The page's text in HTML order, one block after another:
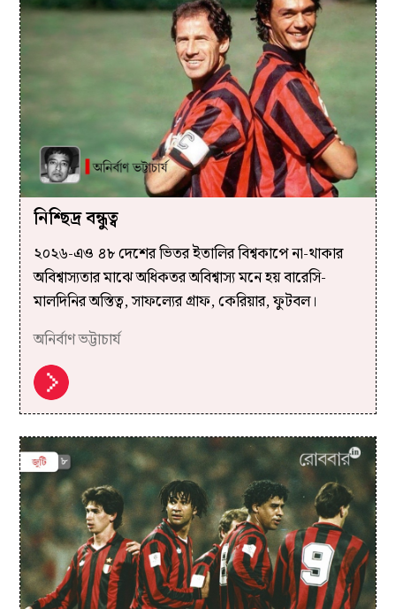
নিশ্ছিদ্র বন্ধুত্ব
২০২৬-এও ৪৮ দেশের ভিতর ইতালির বিশ্বকাপে না-থাকার
অবিশ্বাস্যতার মাঝে অধিকতর অবিশ্বাস্য মনে হয় বারেসি-
মালদিনির অস্তিত্ব, সাফল্যের গ্রাফ, কেরিয়ার, ফুটবল।
অনির্বাণ ভট্টাচার্য